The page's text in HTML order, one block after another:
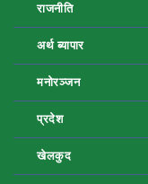
राजनीति
अर्थ ब्यापार
मनोरञ्जन
प्रदेश
खेलकुद